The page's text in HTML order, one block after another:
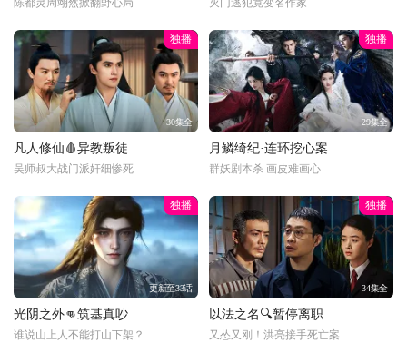
陈都灵周翊然掀翻野心局 灭门逃犯竟变名作家
独播
30集全
凡人修仙🩸异教叛徒
吴师叔大战门派奸细惨死
独播
29集全
月鳞绮纪·连环挖心案
群妖剧本杀 画皮难画心
独播
更新至33话
光阴之外👊筑基真吵
谁说山上人不能打山下架？
独播
34集全
以法之名🔍暂停离职
又怂又刚！洪亮接手死亡案